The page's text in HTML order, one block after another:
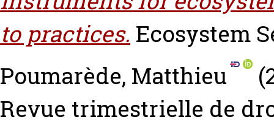
to practices. Ecosystem
Poumarède, Matthieu
Revue trimestrielle de